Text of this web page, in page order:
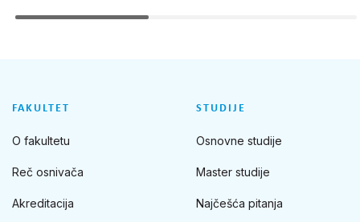
FAKULTET
O fakultetu
Reč osnivača
Akreditacija
STUDIJE
Osnovne studije
Master studije
Najčešća pitanja